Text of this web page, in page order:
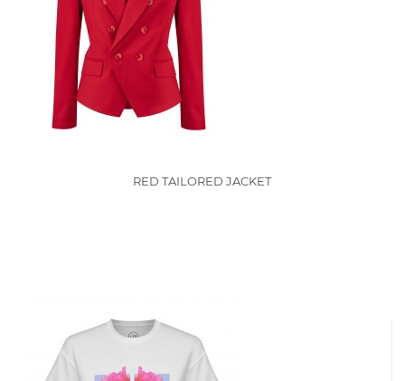
RED TAILORED JACKET